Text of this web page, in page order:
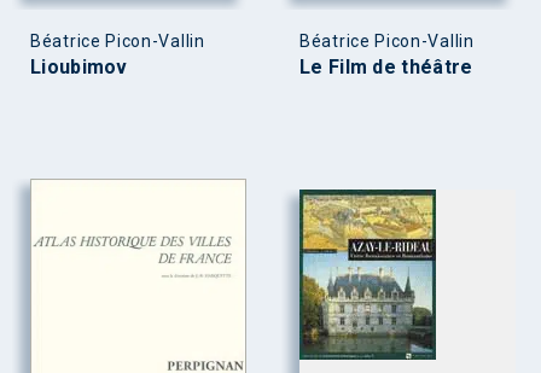
Béatrice Picon-Vallin
Lioubimov
Béatrice Picon-Vallin
Le Film de théâtre